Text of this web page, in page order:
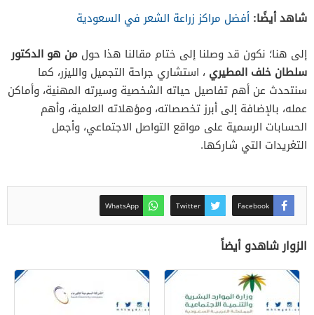
شاهد أيضًا: أفضل مراكز زراعة الشعر في السعودية
إلى هنا؛ نكون قد وصلنا إلى ختام مقالنا هذا حول من هو الدكتور
سلطان خلف المطيري ، استشاري جراحة التجميل والليزر، كما
سنتحدث عن أهم تفاصيل حياته الشخصية وسيرته المهنية، وأماكن
عمله، بالإضافة إلى أبرز تخصصاته، ومؤهلاته العلمية، وأهم
الحسابات الرسمية على مواقع التواصل الاجتماعي، وأجمل
التغريدات التي شاركها.
Facebook
Twitter
WhatsApp
الزوار شاهدو أيضاً